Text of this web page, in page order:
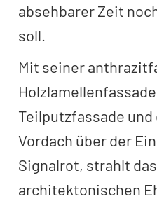
absehbarer Zeit
soll.
Mit seiner
Teilputzfassade
Vordach über der
Signalrot, strahlt
architektonischen